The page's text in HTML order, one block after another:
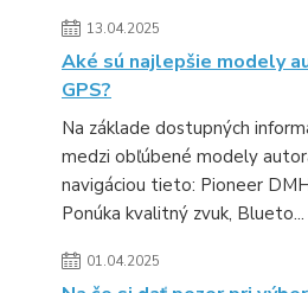
13.04.2025
Aké sú najlepšie modely
GPS?
Na základe dostupných
medzi obľúbené modely
navigáciou tieto: Pioneer
Ponúka kvalitný zvuk, Blueto...
01.04.2025